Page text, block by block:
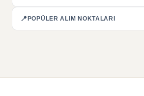
📍 POPÜLER ALIM NOKTALARI